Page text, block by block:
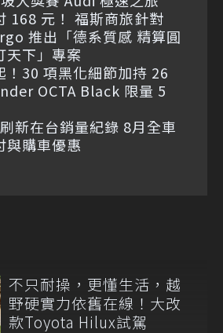
168 元！ 福斯商旅針對
推出「德系質感 精算圓
天下」專案
！30 項黑化細節加持 26
OCTA Black 限量 5
新在台銷量紀錄 8月全車
與購車優惠
不只耐操，更懂生活，越
野硬實力依舊在線！大改
款Toyota Hilux試駕